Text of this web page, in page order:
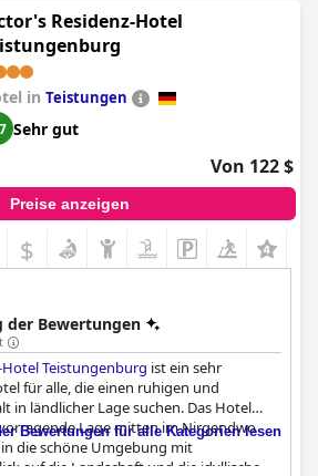
Residenz-Hotel
in Teistungen
Sehr gut
Von 122 $
Preise anzeigen
$
der Bewertungen
Teistungenburg ist ein sehr
für alle, die einen ruhigen und
in ländlicher Lage suchen. Das Hotel
Lage mitten im Nirgendwo
die schöne Umgebung mit
auf die Landschaft und die idyllische
Bewertungen für alle Kategorien lesen